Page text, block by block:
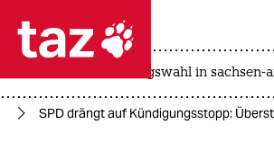
 taz zahl ich
taz zahl ich
landtagswahl in sachsen-
SPD drängt auf Kündigungsstopp: